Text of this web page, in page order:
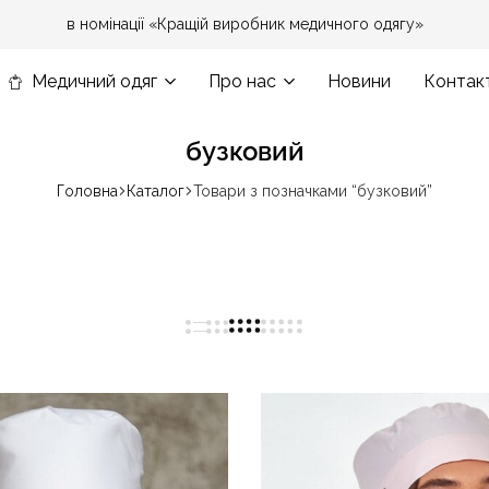
в номінації «Кращій виробник медичного одягу»
Медичний одяг Про нас Новини
бузковий
Головна Каталог Товари з позначками “бузковий”